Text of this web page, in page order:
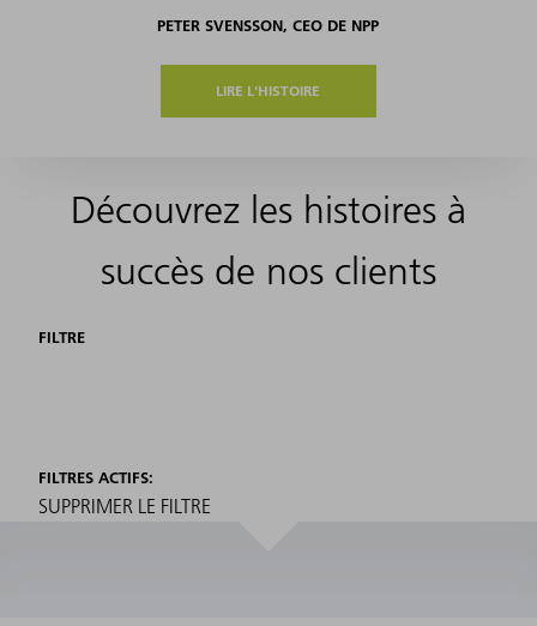
PETER SVENSSON, CEO DE NPP
LIRE L'HISTOIRE
Découvrez les histoires à
succès de nos clients
FILTRE
FILTRES ACTIFS:
SUPPRIMER LE FILTRE